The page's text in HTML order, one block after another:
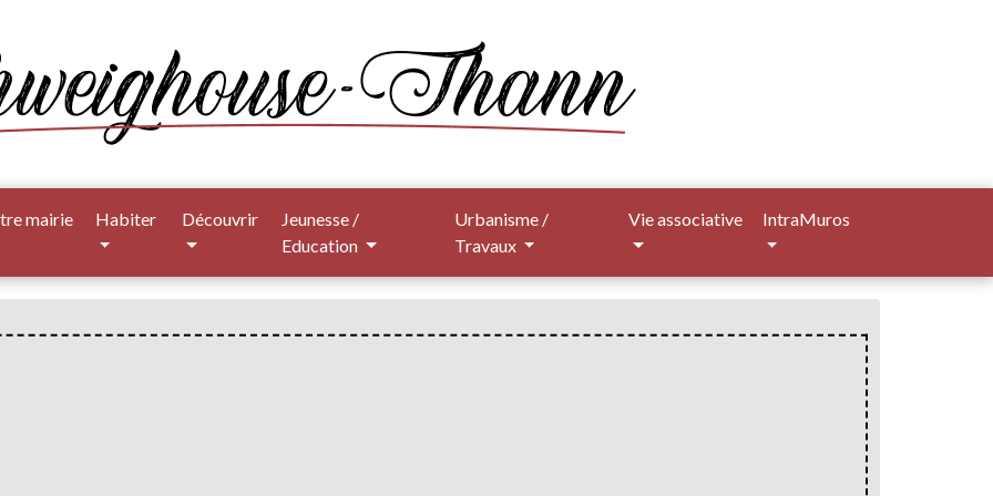
mairie Habiter Découvrir
Jeunesse /
Education
Urbanisme /
Travaux
Vie associative IntraMuros